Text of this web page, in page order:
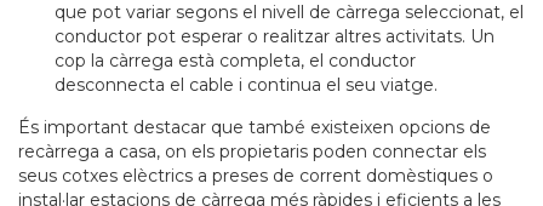
que pot variar segons el nivell de càrrega seleccionat, el
conductor pot esperar o realitzar altres activitats. Un
cop la càrrega està completa, el conductor
desconnecta el cable i continua el seu viatge.
És important destacar que també existeixen opcions de
recàrrega a casa, on els propietaris poden connectar els
seus cotxes elèctrics a preses de corrent domèstiques o
instal·lar estacions de càrrega més ràpides i eficients a les